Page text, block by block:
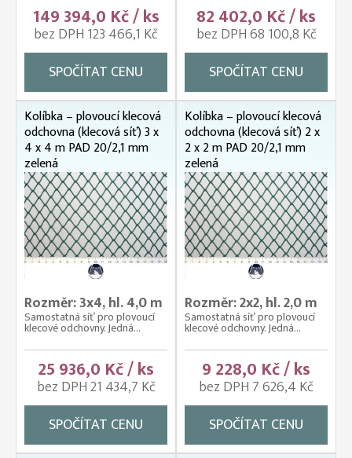
149 394,0 Kč / ks
bez DPH 123 466,1 Kč
SPOČÍTAT CENU
82 402,0 Kč / ks
bez DPH 68 100,8 Kč
SPOČÍTAT CENU
Kolíbka – plovoucí klecová
odchovna (klecová síť) 3 x
4 x 4 m PAD 20/2,1 mm
zelená
Rozměr: 3x4, hl. 4,0 m
Samostatná síť pro plovoucí
klecové odchovny. Jedná...
25 936,0 Kč / ks
bez DPH 21 434,7 Kč
SPOČÍTAT CENU
Kolíbka – plovoucí klecová
odchovna (klecová síť) 2 x
2 x 2 m PAD 20/2,1 mm
zelená
Rozměr: 2x2, hl. 2,0 m
Samostatná síť pro plovoucí
klecové odchovny. Jedná...
9 228,0 Kč / ks
bez DPH 7 626,4 Kč
SPOČÍTAT CENU